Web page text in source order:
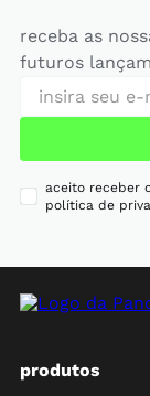
receba as
futuros
aceito receber
política de
produtos